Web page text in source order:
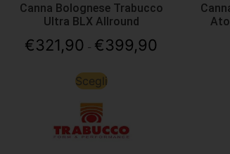
Canna Bolognese Trabucco
Ultra BLX Allround
€321,90 - €399,90
Scegli